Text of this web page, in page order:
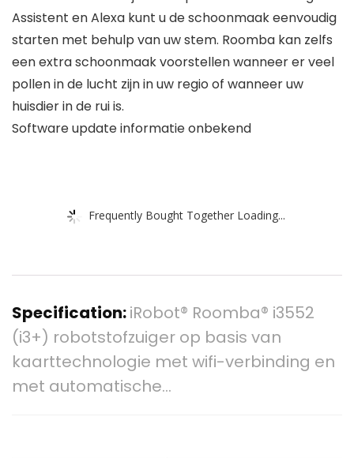
Assistent en Alexa kunt u de schoonmaak eenvoudig
starten met behulp van uw stem. Roomba kan zelfs
een extra schoonmaak voorstellen wanneer er veel
pollen in de lucht zijn in uw regio of wanneer uw
huisdier in de rui is.
Software update informatie onbekend
Frequently Bought Together Loading...
Specification:iRobot® Roomba® i3552
(i3+) robotstofzuiger op basis van
kaarttechnologie met wifi-verbinding en
met automatische…